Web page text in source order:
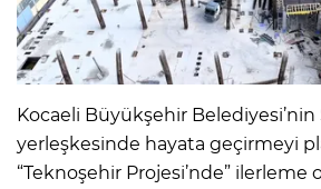
Kocaeli Büyükşehir Belediyesi’nin
yerleşkesinde hayata geçirmeyi
“Teknoşehir Projesi’nde” ilerleme